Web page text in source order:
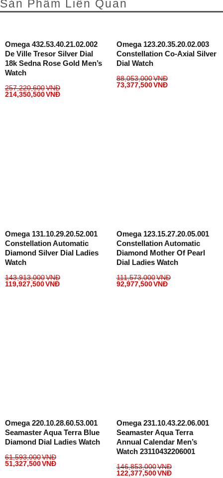
Sản Phẩm Liên Quan
Omega 432.53.40.21.02.002
De Ville Tresor Silver Dial
18k Sedna Rose Gold Men’s
Watch
257,220,600VNĐ
214,350,500VNĐ
Omega 123.20.35.20.02.003
Constellation Co-Axial Silver
Dial Watch
88,053,000VNĐ
73,377,500VNĐ
Omega 131.10.29.20.52.001
Constellation Automatic
Diamond Silver Dial Ladies
Watch
143,913,000VNĐ
119,927,500VNĐ
Omega 123.15.27.20.05.001
Constellation Automatic
Diamond Mother Of Pearl
Dial Ladies Watch
111,573,000VNĐ
92,977,500VNĐ
Omega 220.10.28.60.53.001
Seamaster Aqua Terra Blue
Diamond Dial Ladies Watch
61,593,000VNĐ
51,327,500VNĐ
Omega 231.10.43.22.06.001
Seamaster Aqua Terra
Annual Calendar Men’s
Watch 23110432206001
146,853,000VNĐ
122,377,500VNĐ